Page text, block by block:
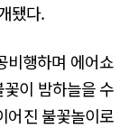
됐다.
비행하며 에어쇼
이 밤하늘을 수
어진 불꽃놀이로